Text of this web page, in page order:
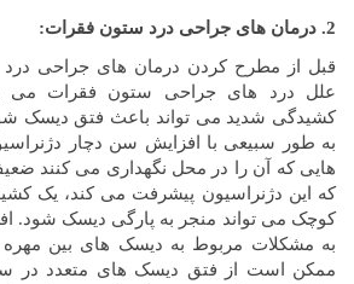
2. درمان های جراحی درد ستون فقرات:
قبل از مطرح کردن درمان های جراحی درد
علل درد های جراحی ستون فقرات می
کشیدگی شدید می تواند باعث فتق دیسک
به طور سبیعی با افزایش سن دچار
هایی که آن را در محل نگهداری می کنند
که این دژنراسیون پیشرفت می کند، یک
کوچک می تواند منجر به پارگی دیسک شود.
به مشکلات مربوط به دیسک های بین مهره
ممکن است از فتق دیسک های متعدد در